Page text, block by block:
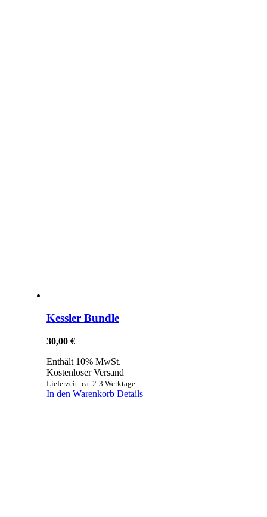
Kessler Bundle
30,00 €
Enthält 10% MwSt.
Kostenloser Versand
Lieferzeit: ca. 2-3 Werktage
In den Warenkorb Details